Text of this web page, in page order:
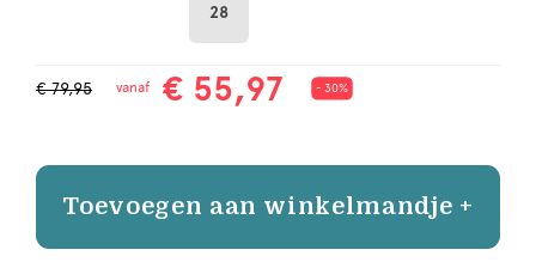
28
€ 79,95 vanaf € 55,97 - 30%
Toevoegen aan winkelmandje +